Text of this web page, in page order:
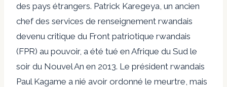
des pays étrangers. Patrick Karegeya, un ancien
chef des services de renseignement rwandais
devenu critique du Front patriotique rwandais
(FPR) au pouvoir, a été tué en Afrique du Sud le
soir du Nouvel An en 2013. Le président rwandais
Paul Kagame a nié avoir ordonné le meurtre, mais